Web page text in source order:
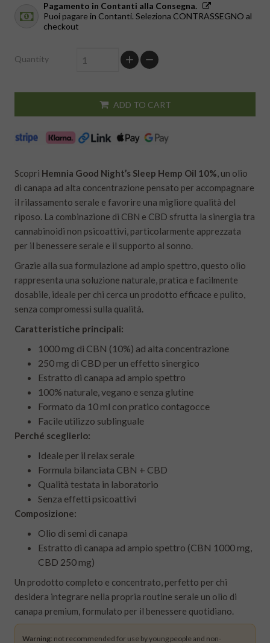
Pagamento in Contanti alla Consegna.
Puoi pagare in Contanti. Seleziona CONTRASSEGNO al
checkout
Quantity
ADD TO CART
Scopri Hemnia Good Night’s Sleep Hemp Oil 10%, un olio
di canapa ad alta concentrazione pensato per accompagnare
il rilassamento serale e favorire una migliore qualità del
riposo. La combinazione di CBN e CBD sfrutta la sinergia tra
cannabinoidi non psicoattivi, particolarmente apprezzata
per il benessere serale e il supporto al sonno.
Grazie alla sua formulazione ad ampio spettro, questo olio
rappresenta una soluzione naturale, pratica e facilmente
dosabile, ideale per chi cerca un prodotto efficace e pulito,
senza compromessi sulla qualità.
Caratteristiche principali:
1000 mg di CBN (10%) ad alta concentrazione
250 mg di CBD per un effetto sinergico
Estratto di canapa ad ampio spettro
100% naturale, vegano e senza glutine
Formato da 10 ml con pratico contagocce
Facile utilizzo sublinguale
Perché sceglierlo:
Ideale per il relax serale
Formula bilanciata CBN + CBD
Qualità testata in laboratorio
Senza effetti psicoattivi
Composizione:
Olio di semi di canapa
Estratto di canapa ad ampio spettro (CBN 1000 mg,
CBD 250 mg)
Un prodotto completo e concentrato, perfetto per chi
desidera integrare nella propria routine serale un olio di
canapa premium, formulato per il benessere quotidiano.
Warning: not recommended for use by young people and non-